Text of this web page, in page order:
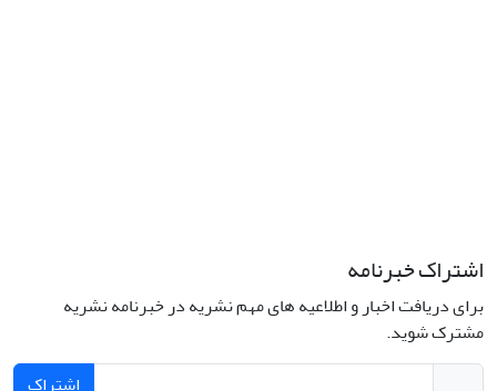
اشتراک خبرنامه
برای دریافت اخبار و اطلاعیه های مهم نشریه در خبرنامه نشریه
مشترک شوید.